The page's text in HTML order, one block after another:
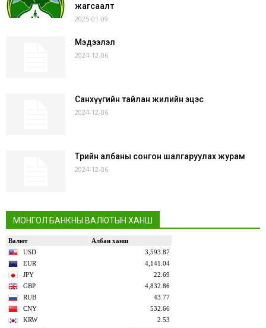
жагсаалт
2025-01-09
Мэдээлэл
2024-12-06
Санхүүгийн тайлан жилийн эцэс
2024-12-06
Төрийн албаны сонгон шалгаруулах журам
2024-12-06
МОНГОЛ БАНКНЫ ВАЛЮТЫН ХАНШ